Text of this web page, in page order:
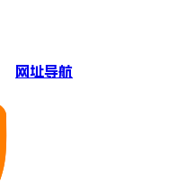
网址导航